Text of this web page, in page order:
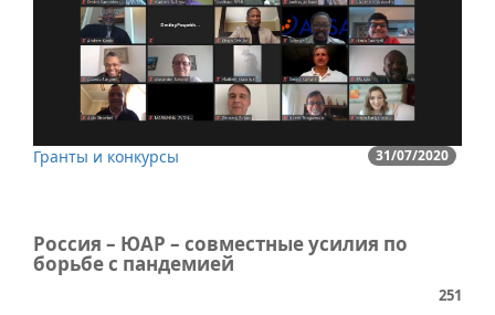
31/07/2020
Гранты и конкурсы
Россия – ЮАР – совместные усилия по
борьбе с пандемией
251